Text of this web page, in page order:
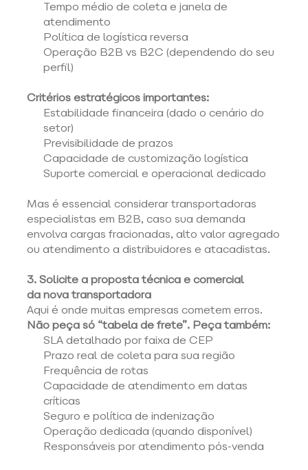
Tempo médio de coleta e janela de
atendimento
Política de logística reversa
Operação B2B vs B2C (dependendo do seu
perfil)
Critérios estratégicos importantes:
Estabilidade financeira (dado o cenário do
setor)
Previsibilidade de prazos
Capacidade de customização logística
Suporte comercial e operacional dedicado
Mas é essencial considerar transportadoras
especialistas em B2B, caso sua demanda
envolva cargas fracionadas, alto valor agregado
ou atendimento a distribuidores e atacadistas.
3. Solicite a proposta técnica e comercial
da nova transportadora
Aqui é onde muitas empresas cometem erros.
Não peça só “tabela de frete”. Peça também:
SLA detalhado por faixa de CEP
Prazo real de coleta para sua região
Frequência de rotas
Capacidade de atendimento em datas
críticas
Seguro e política de indenização
Operação dedicada (quando disponível)
Responsáveis por atendimento pós-venda